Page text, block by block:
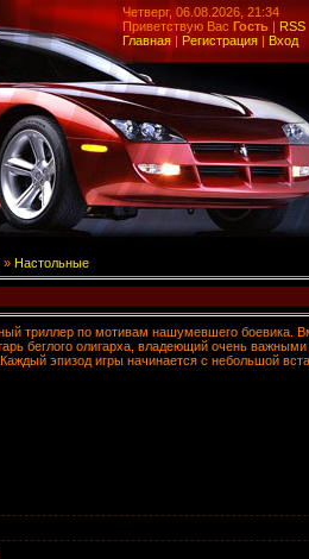
Четверг, 06.08.2026, 21:34
Приветствую Вас Гость | RSS
Главная | Регистрация | Вход
» Настольные
триллер по мотивам нашумевшего боевика.
беглого олигарха, владеющий очень
эпизод игры начинается с небольшой